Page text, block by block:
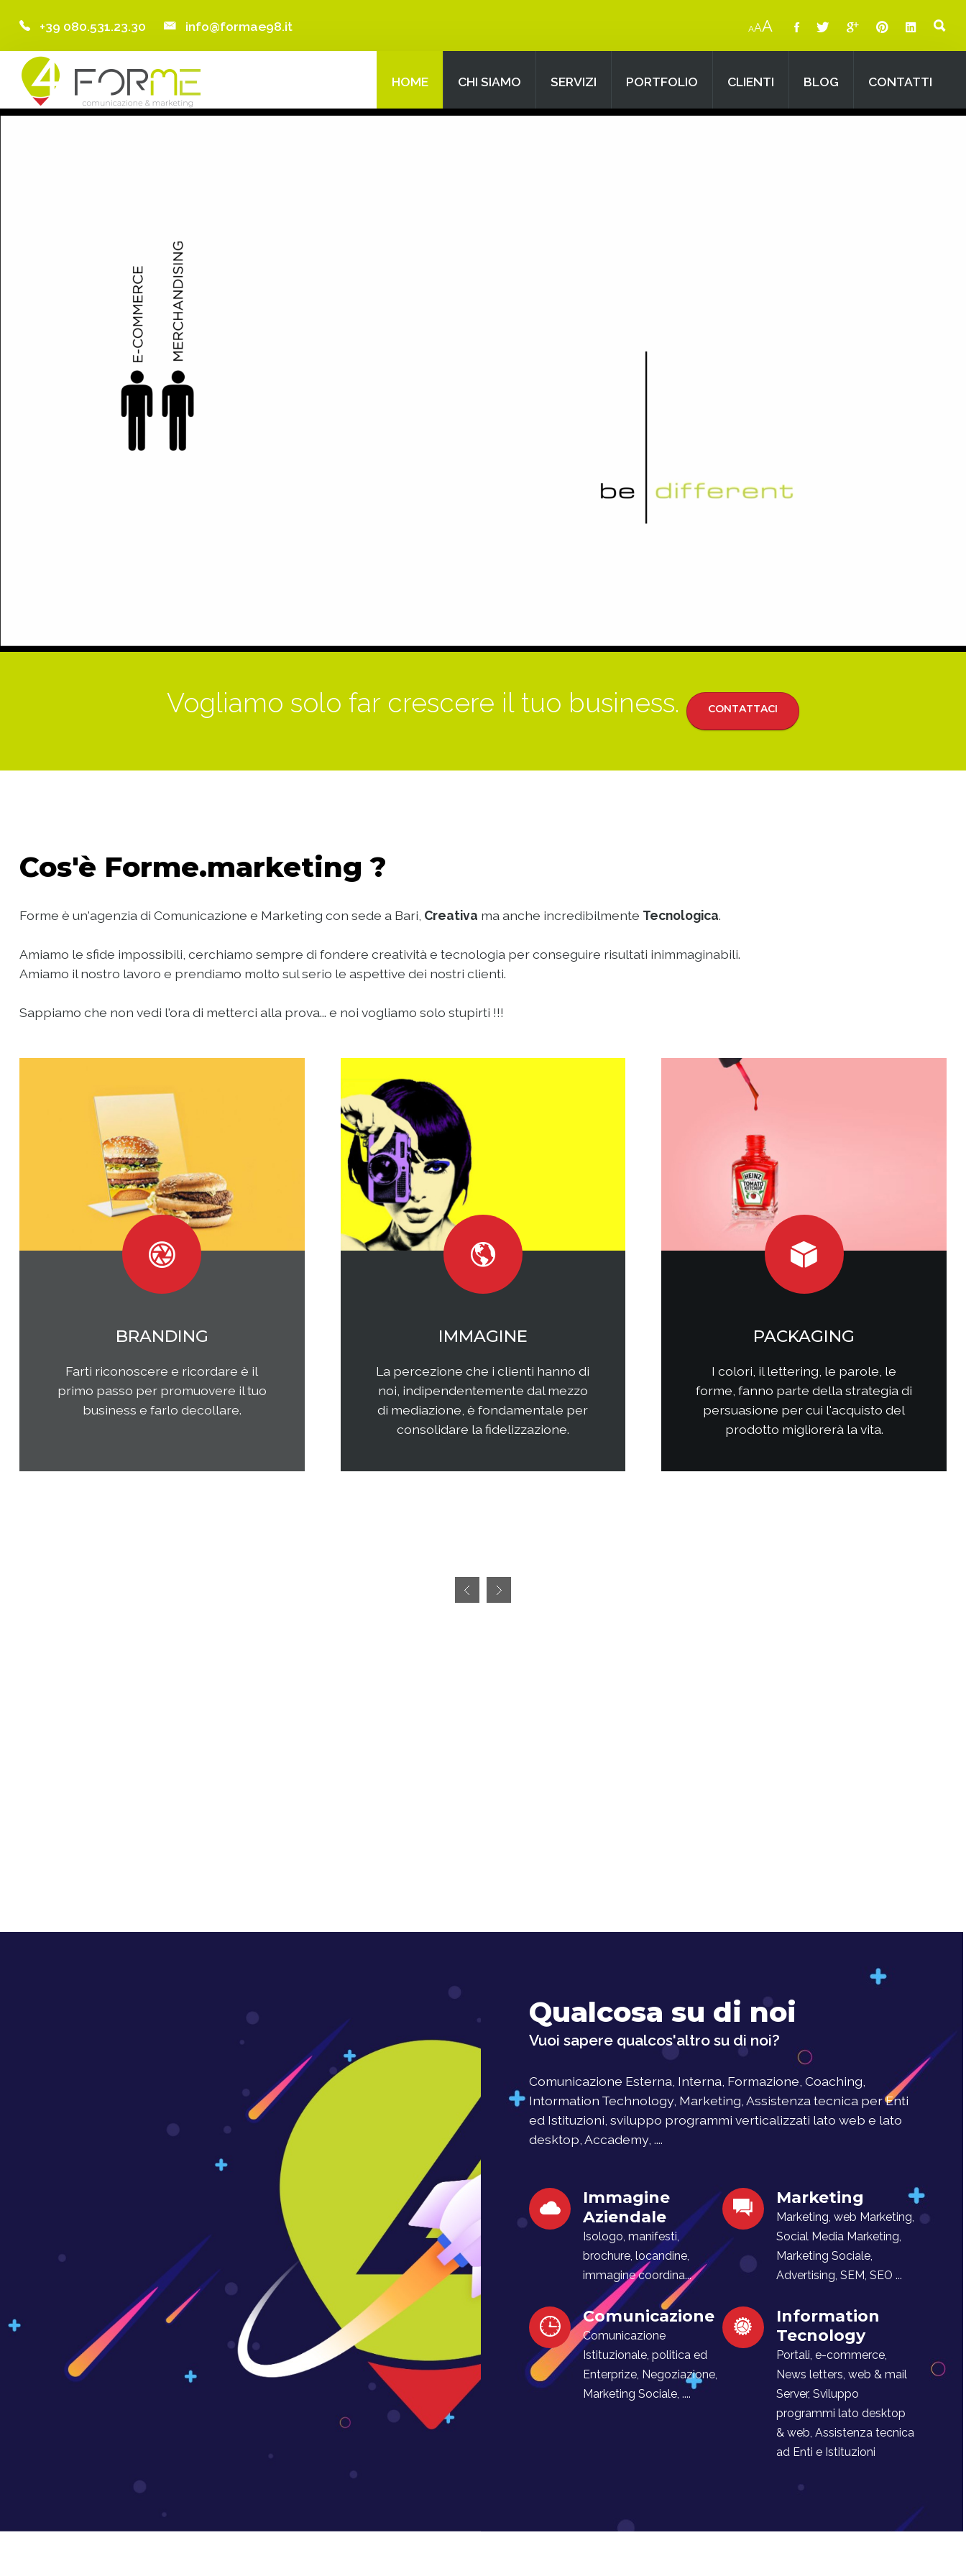
Home
Chi Siamo
+39 080.531.23.30 info@formae98.it
Searchour Site
AAA
HOME CHI SIAMO SERVIZI PORTFOLIO CLIENTI BLOG CONTATTI
Vogliamo solo far crescere il tuo business. CONTATTACI
Cos'è Forme.marketing ?
Forme è un'agenzia di Comunicazione e Marketing con sede a Bari, Creativa ma anche incredibilmente Tecnologica.
Amiamo le sfide impossibili, cerchiamo sempre di fondere creatività e tecnologia per conseguire risultati inimmaginabili.
Amiamo il nostro lavoro e prendiamo molto sul serio le aspettive dei nostri clienti.
Sappiamo che non vedi l'ora di metterci alla prova... e noi vogliamo solo stupirti !!!
MARKETING
Qual è il tuo rapporto con i clienti e
come questi ultimi percepiscono la
tua impresa e i tuoi prodotti o
riferimento?
WEB MARKETING
Il web continua ad essere una
frontiera non facilmente
raggiungibile perchè considerata
semplice ed immediata. Avere
attenta analisi che una specifica
SOCIAL MEDIA
Come questi nuovi media
interagiscono con i consumatori?
Come interagire con clienti/utenti
Come comporre la strategia di
Qualcosa su di noi
Vuoi sapere qualcos'altro su di noi?
Comunicazione Esterna, Interna, Formazione, Coaching,
Intormation Technology, Marketing, Assistenza tecnica per Enti
ed Istituzioni, sviluppo programmi verticalizzati lato web e lato
desktop, Accademy, ....
Immagine
Aziendale
Isologo, manifesti,
brochure, locandine,
immagine coordina...
Marketing
Marketing, web Marketing,
Social Media Marketing,
Marketing Sociale,
Advertising, SEM, SEO ...
Comunicazione
Comunicazione
Istituzionale, politica ed
Enterprize, Negoziazione,
Marketing Sociale, ....
Information
Tecnology
Portali, e-commerce,
News letters, web & mail
Server, Sviluppo
programmi lato desktop
& web, Assistenza tecnica
ad Enti e Istituzioni